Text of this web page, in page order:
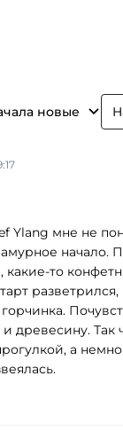
новые
Ylang мне не
начало.
то
разветрился,
горчинка.
древесину. Так
а